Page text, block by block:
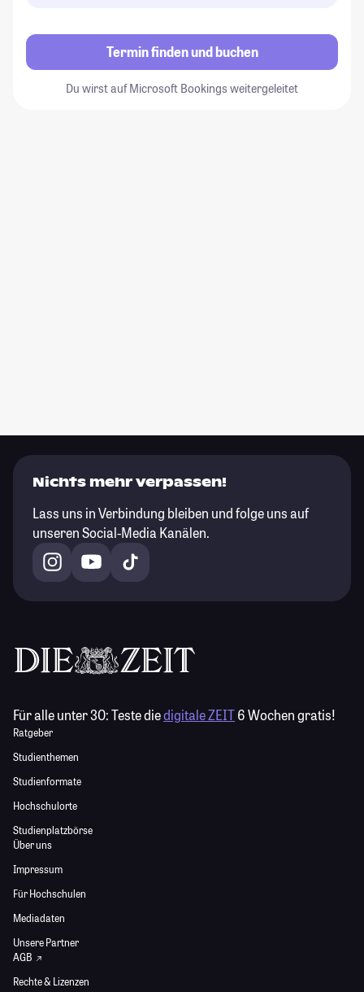
Termin finden und buchen
Du wirst auf Microsoft Bookings weitergeleitet
Nichts mehr verpassen!
Lass uns in Verbindung bleiben und folge uns auf
unseren Social-Media Kanälen.
Für alle unter 30:Teste diedigitale ZEIT6 Wochen gratis!
Ratgeber
Studienthemen
Studienformate
Hochschulorte
Studienplatzbörse
Über uns
Impressum
Für Hochschulen
Mediadaten
Unsere Partner
AGB
Rechte & Lizenzen